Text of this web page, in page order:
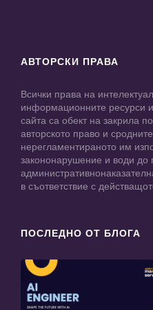
АВТОРСКИ ПРАВА
Всички права на
информационните ресурси
сайта са обект на закрила
авторското право и
нерегламентираното им
закононарушение и води до
в съответствие с
ПОСЛЕДНО ОТ БЛОГА